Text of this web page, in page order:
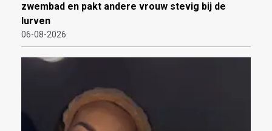
zwembad en pakt andere vrouw stevig bij de
lurven
06-08-2026